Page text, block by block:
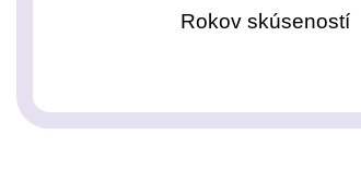
Rokov skúseností